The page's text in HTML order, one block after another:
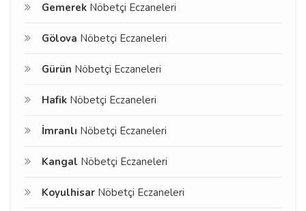
Gemerek Nöbetçi Eczaneleri
Gölova Nöbetçi Eczaneleri
Gürün Nöbetçi Eczaneleri
Hafik Nöbetçi Eczaneleri
İmranlı Nöbetçi Eczaneleri
Kangal Nöbetçi Eczaneleri
Koyulhisar Nöbetçi Eczaneleri